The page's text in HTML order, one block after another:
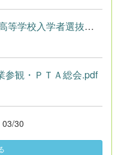
令和９年度（2027年度）公立高等学校入学者選抜における学校裁量...
ＰＴＡ総会.pdf
03/30